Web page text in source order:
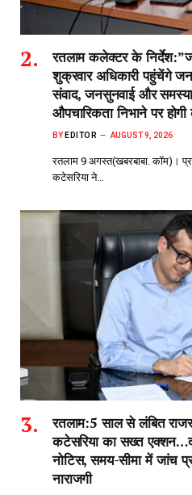
रतलाम कलेक्टर के
शुक्रवार अधिकारी पहुंचेंगे
संवाद, जनसुनवाई और
औपचारिकता निभाने पर होगी
BY EDITOR AUGUST 9, 2026
रतलाम 9 अगस्त(खबरबाबा. कॉम)।
कटेसरिया ने…
रतलाम:5 साल से लंबित
कटेसरिया का सख्त
नोटिस, समय-सीमा में जांच
नाराजगी